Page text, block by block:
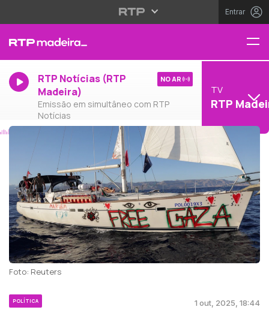
Entrar
RTP Notícias (RTP
Madeira)
Emissão em simultâneo com RTP
Notícias
NO AR
TV
RTP
Foto: Reuters
POLÍTICA 1 out, 2025, 18:44